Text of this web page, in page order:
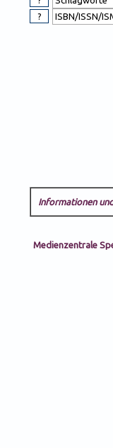
Informationen
Medienzentrale